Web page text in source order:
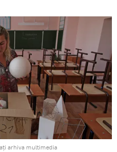
arhiva multimedia